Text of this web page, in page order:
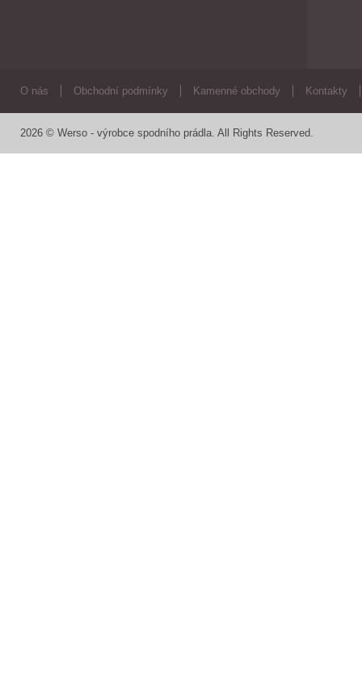
O nás Obchodní podmínky Kamenné obchody Kontakty
2026 © Werso - výrobce spodního prádla. All Rights Reserved.